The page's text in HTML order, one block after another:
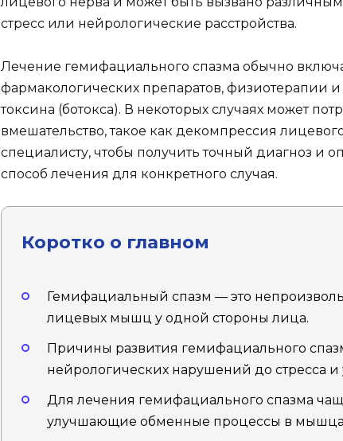
стресс или нейрологические расстройства.
Лечение гемифациального спазма обычно
фармакологических препаратов, физиотерапии
токсина (ботокса). В некоторых случаях может
вмешательство, такое как декомпрессия
специалисту, чтобы получить точный диагноз и
способ лечения для конкретного случая.
Коротко о главном
Гемифациальный спазм — это
лицевых мышц у одной стороны лица.
Причины развития гемифациального
нейрологических нарушений до стресса и
Для лечения гемифациального спазма
улучшающие обменные процессы в